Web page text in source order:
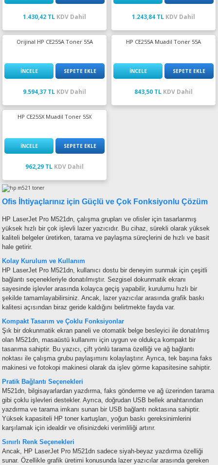
1.430,42 TL KDV Dahil 1.243,84 TL KDV Dahil
Orijinal HP CE255A Toner 55A
İNCELE SEPETE EKLE
9.594,37 TL KDV Dahil
HP CE255A Muadil Toner 55A
İNCELE SEPETE EKLE
843,50 TL KDV Dahil
HP CE255X Muadil Toner 55X
İNCELE SEPETE EKLE
962,29 TL KDV Dahil
Ofis İhtiyaçlarınız için Güçlü ve Çok Fonksiyonlu Çözüm
HP LaserJet Pro M521dn, çalışma grupları ve ofisler için tasarlanmış
yüksek hızlı bir çok işlevli lazer yazıcıdır. Bu cihaz, sürekli olarak yüksek
kaliteli belgeler üretirken, tarama ve paylaşma süreçlerini de hızlı ve basit
hale getirir.
Kolay Kurulum ve Kullanım
HP LaserJet Pro M521dn, kullanıcı dostu bir deneyim sunmak için çeşitli
bağlantı seçenekleriyle donatılmıştır. Sezgisel dokunmatik ekranı
sayesinde işlevler arasında kolayca geçiş yapabilir, kurulumu hızlı bir
şekilde tamamlayabilirsiniz. Ancak, lazer yazıcılar arasında grafik baskı
kalitesi açısından biraz geride kaldığını belirtmekte fayda var.
Kompakt Tasarım ve Çoklu Fonksiyonlar
Şık bir dokunmatik ekran paneli ve otomatik belge besleyici ile donatılmış
olan M521dn, masaüstü kullanımı için uygun ve oldukça kompakt bir
tasarıma sahiptir. Bu yazıcı, çift yönlü tarama özelliği ve ağ bağlantı
noktası ile çalışma grubu paylaşımını kolaylaştırır. Ayrıca, tek başına faks
makinesi ve fotokopi makinesi olarak da işlev görme kapasitesine sahiptir.
Pratik Bağlantı Seçenekleri
M521dn, bilgisayarlardan yazdırma, faks gönderme ve ağ üzerinden tarama
gibi çoklu işlevleri destekler. Ayrıca, doğrudan USB bellek anahtarından
yazdırma ve tarama imkanı sunan bir USB bağlantı noktasına sahiptir.
Yüksek kapasiteli HP toner kartuşları, yoğun baskı gereksinimlerini
karşılamak için idealdir ve ofisinizdeki verimliliği artırır.
Sınırlı Renk Seçenekleri
Ancak, HP LaserJet Pro M521dn sadece siyah-beyaz yazdırma özelliği
sunar. Özellikle grafik üretimi konusunda lazer yazıcılar arasında gereken